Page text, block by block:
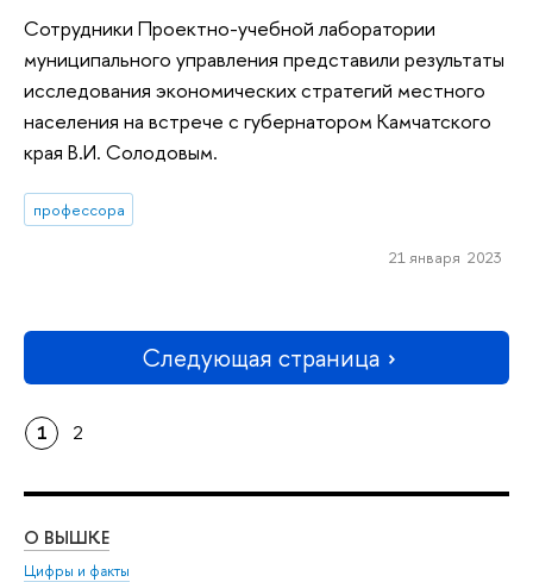
Сотрудники Проектно-учебной лаборатории
муниципального управления представили результаты
исследования экономических стратегий местного
населения на встрече с губернатором Камчатского
края В.И. Солодовым.
профессора
21 января 2023
Следующая страница
1 2
О ВЫШКЕ
Цифры и факты